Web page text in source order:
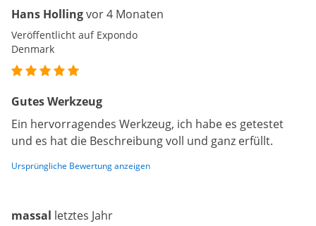
Hans Hollingvor 4 Monaten
Veröffentlicht auf Expondo
Denmark
Gutes Werkzeug
Ein hervorragendes Werkzeug, ich habe es getestet
und es hat die Beschreibung voll und ganz erfüllt.
Ursprüngliche Bewertung anzeigen
massal letztes Jahr